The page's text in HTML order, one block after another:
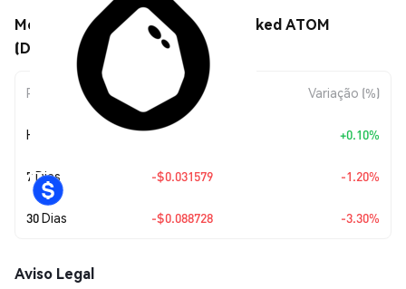
Movimentos de preço de Drop Staked ATOM
(DATOM)
Período Variação do Valor Variação (%)
Hoje +$0.0025974 +0.10%
7 Dias -$0.031579 -1.20%
30 Dias -$0.088728 -3.30%
Aviso Legal